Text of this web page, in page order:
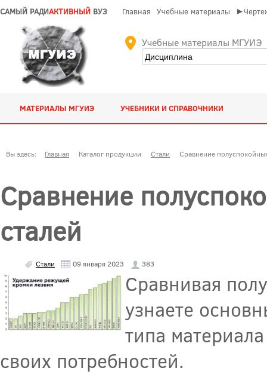
САМЫЙ РАДИАКТИВНЫЙ ВУЗ Главная Учебные материалы
Учебные материалы МГУИЭ
МАТЕРИАЛЫ МГУИЭ УЧЕБНИКИ И СПРАВОЧНИКИ
Вы здесь: Главная Каталог продукции Стали Сравнение
Сравнение
сталей
Стали 09 января 2023 383
Сравнивая
узнаете
типа
своих потребностей.